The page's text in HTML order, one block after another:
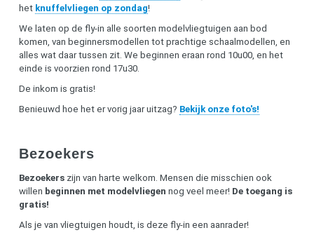
het knuffelvliegen op zondag!
We laten op de fly-in alle soorten modelvliegtuigen aan bod
komen, van beginnersmodellen tot prachtige schaalmodellen, en
alles wat daar tussen zit. We beginnen eraan rond 10u00, en het
einde is voorzien rond 17u30.
De inkom is gratis!
Benieuwd hoe het er vorig jaar uitzag? Bekijk onze foto's!
Bezoekers
Bezoekerszijn van harte welkom. Mensen die misschien ook
willen beginnen met modelvliegen nog veel meer! De toegang is
gratis!
Als je van vliegtuigen houdt, is deze fly-in een aanrader!